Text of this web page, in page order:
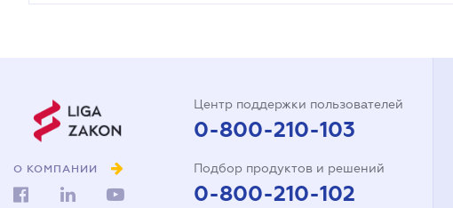
О КОМПАНИИ
Центр поддержки пользователей
0-800-210-103
Подбор продуктов и решений
0-800-210-102